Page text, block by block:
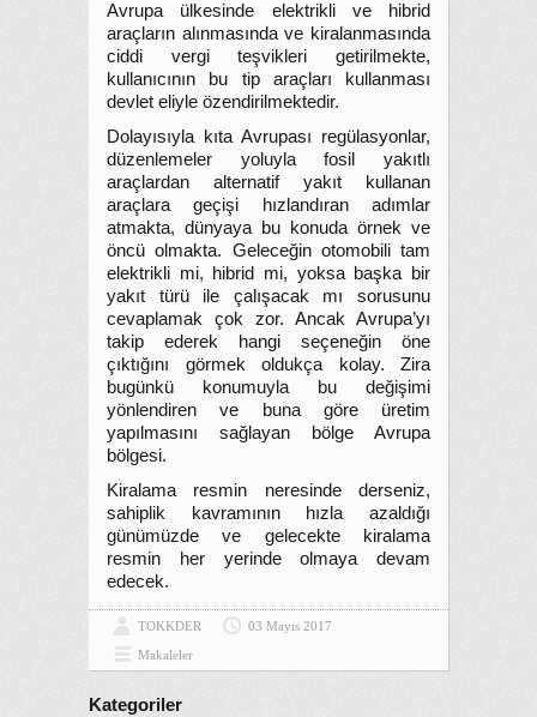
Avrupa ülkesinde elektrikli ve hibrid
araçların alınmasında ve kiralanmasında
ciddi vergi teşvikleri getirilmekte,
kullanıcının bu tip araçları kullanması
devlet eliyle özendirilmektedir.
Dolayısıyla kıta Avrupası regülasyonlar,
düzenlemeler yoluyla fosil yakıtlı
araçlardan alternatif yakıt kullanan
araçlara geçişi hızlandıran adımlar
atmakta, dünyaya bu konuda örnek ve
öncü olmakta. Geleceğin otomobili tam
elektrikli mi, hibrid mi, yoksa başka bir
yakıt türü ile çalışacak mı sorusunu
cevaplamak çok zor. Ancak Avrupa’yı
takip ederek hangi seçeneğin öne
çıktığını görmek oldukça kolay. Zira
bugünkü konumuyla bu değişimi
yönlendiren ve buna göre üretim
yapılmasını sağlayan bölge Avrupa
bölgesi.
Kiralama resmin neresinde derseniz,
sahiplik kavramının hızla azaldığı
günümüzde ve gelecekte kiralama
resmin her yerinde olmaya devam
edecek.
TOKKDER
03 Mayıs 2017
Makaleler
Kategoriler